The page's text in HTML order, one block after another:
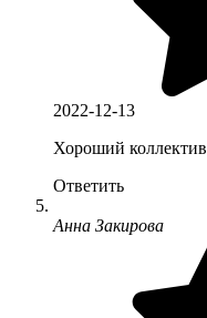
2022-12-13
Хороший
Ответить
Анна Закирова